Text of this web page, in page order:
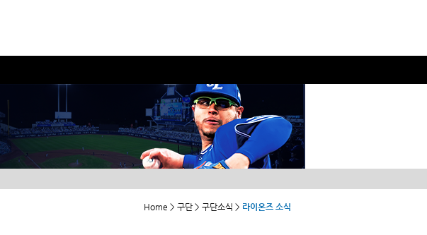
Home > 구단 > 구단소식 > 라이온즈 소식